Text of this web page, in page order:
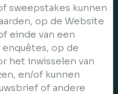
sweepstakes kunnen
op de Website
einde van een
op de
het inwisselen van
en/of kunnen
of andere